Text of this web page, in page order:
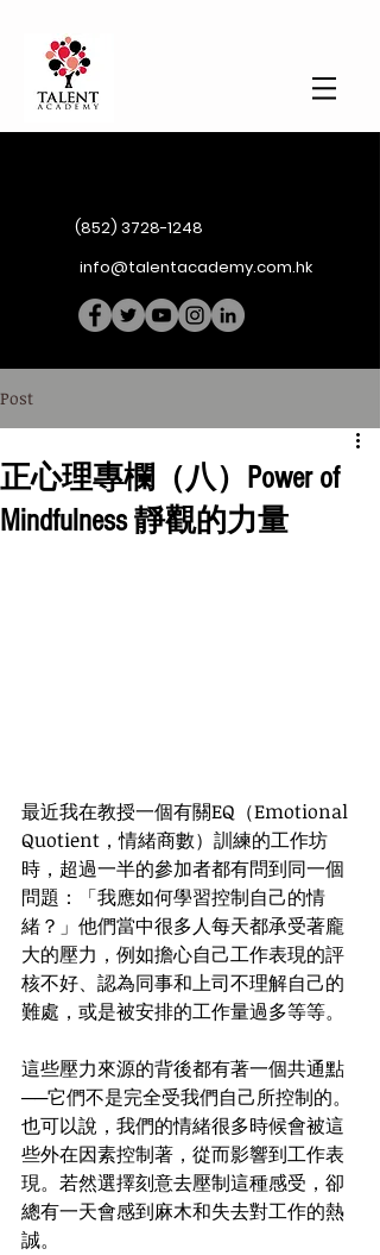
(852) 3728-1248
info@talentacademy.com.hk
Post
正心理專欄（八）Power of
Mindfulness 靜觀的力量
最近我在教授一個有關EQ（Emotional
Quotient，情緒商數）訓練的工作坊
時，超過一半的參加者都有問到同一個
問題：「我應如何學習控制自己的情
緒？」他們當中很多人每天都承受著龐
大的壓力，例如擔心自己工作表現的評
核不好、認為同事和上司不理解自己的
難處，或是被安排的工作量過多等等。
這些壓力來源的背後都有著一個共通點
──它們不是完全受我們自己所控制的。
也可以說，我們的情緒很多時候會被這
些外在因素控制著，從而影響到工作表
現。若然選擇刻意去壓制這種感受，卻
總有一天會感到麻木和失去對工作的熱
誠。